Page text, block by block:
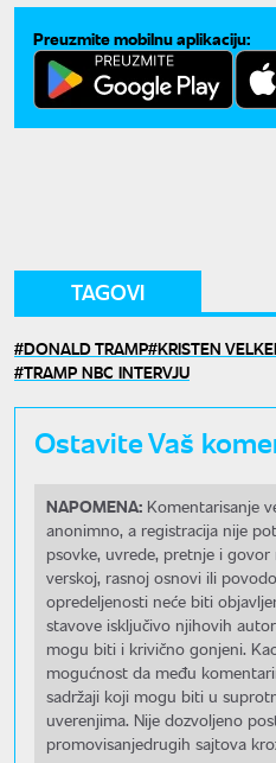
Preuzmite mobilnu aplikaciju:
TAGOVI
DONALD TRAMP KRISTEN
TRAMP NBC INTERVJU
Ostavite Vaš
NAPOMENA: Komentarisanje
anonimno, a registracija nije
psovke, uvrede, pretnje i
verskoj, rasnoj osnovi ili
opredeljenosti neće biti
stavove isključivo njihovih
mogu biti i krivično gonjeni.
mogućnost da među
sadržaji koji mogu biti u
uverenjima. Nije dozvoljeno
promovisanjedrugih sajtova